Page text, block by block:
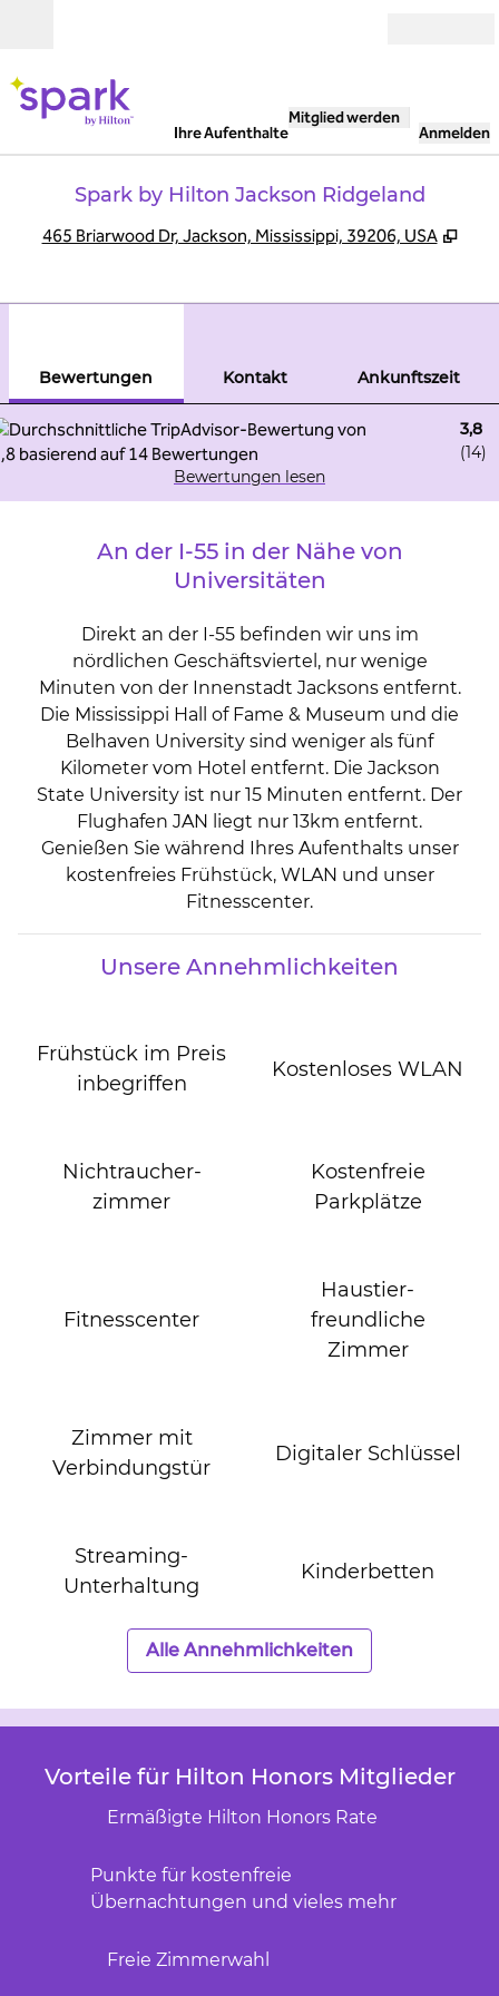
Ihre Aufenthalte
Mitglied werden
Anmelden
Spark by Hilton Jackson Ridgeland
465 Briarwood Dr, Jackson, Mississippi, 39206, USA ,
Bewertungen Kontakt
Ankunftszeit
3,8
(14)
Bewertungen lesen
An der I-55 in der Nähe von
Universitäten
Direkt an der I-55 befinden wir uns im
nördlichen Geschäftsviertel, nur wenige
Minuten von der Innenstadt Jacksons entfernt.
Die Mississippi Hall of Fame & Museum und die
Belhaven University sind weniger als fünf
Kilometer vom Hotel entfernt. Die Jackson
State University ist nur 15 Minuten entfernt. Der
Flughafen JAN liegt nur 13km entfernt.
Genießen Sie während Ihres Aufenthalts unser
kostenfreies Frühstück, WLAN und unser
Fitnesscenter.
Unsere Annehmlichkeiten
Frühstück im Preis
inbegriffen
Kostenloses WLAN
Nichtraucher­
zimmer
Kostenfreie
Parkplätze
Fitnesscenter
Haustier­
freundliche
Zimmer
Zimmer mit
Verbindungstür
Digitaler Schlüssel
Streaming-
Unterhaltung
Kinderbetten
Alle Annehmlichkeiten
Vorteile für Hilton Honors Mitglieder
Ermäßigte Hilton Honors Rate
Punkte für kostenfreie
Übernachtungen und vieles mehr
Freie Zimmerwahl